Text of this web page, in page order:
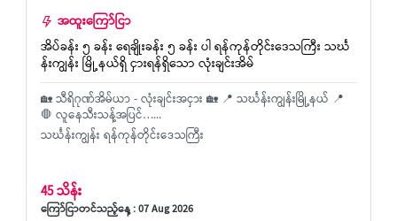
အထူးကြော်ငြာ
အိပ်ခန်း ၅ ခန်း ရေချိုးခန်း ၅ ခန်း ပါ ရန်ကုန်တိုင်းဒေသကြီး သင်္ဃ
န်းကျွန်း မြို့နယ်ရှိ ငှားရန်ရှိသော လုံးချင်းအိမ်
🏡 သီရိဂုဏ်အိမ်ယာ - လုံးချင်းအငှား 🏡 📍 သင်္ဃန်းကျွန်းမြို့နယ် 📍
🛑 လူ​နေသီးသန့်အပြင်…...
သင်္ဃန်းကျွန်း ရန်ကုန်တိုင်းဒေသကြီး
45 သိန်း
ကြော်ငြာတင်သည့်နေ့ : 07 Aug 2026